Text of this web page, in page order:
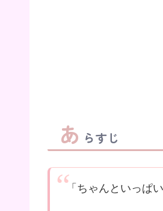
あ らすじ
「ちゃんといっぱ